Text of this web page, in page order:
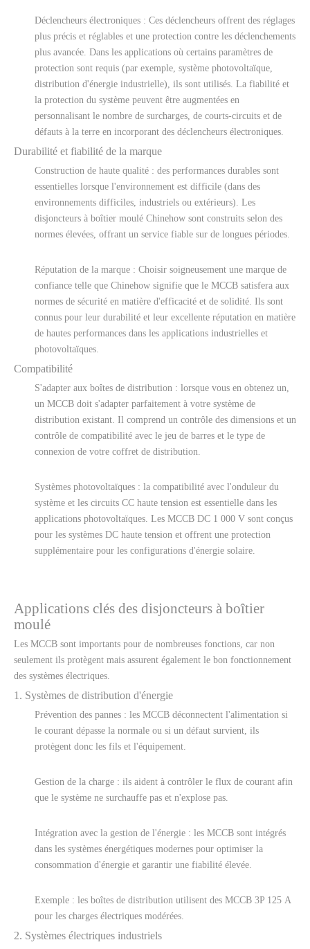
Déclencheurs électroniques : Ces déclencheurs offrent des réglages
plus précis et réglables et une protection contre les déclenchements
plus avancée. Dans les applications où certains paramètres de
protection sont requis (par exemple, système photovoltaïque,
distribution d'énergie industrielle), ils sont utilisés. La fiabilité et
la protection du système peuvent être augmentées en
personnalisant le nombre de surcharges, de courts-circuits et de
défauts à la terre en incorporant des déclencheurs électroniques.
Durabilité et fiabilité de la marque
Construction de haute qualité : des performances durables sont
essentielles lorsque l'environnement est difficile (dans des
environnements difficiles, industriels ou extérieurs). Les
disjoncteurs à boîtier moulé Chinehow sont construits selon des
normes élevées, offrant un service fiable sur de longues périodes.
Réputation de la marque : Choisir soigneusement une marque de
confiance telle que Chinehow signifie que le MCCB satisfera aux
normes de sécurité en matière d'efficacité et de solidité. Ils sont
connus pour leur durabilité et leur excellente réputation en matière
de hautes performances dans les applications industrielles et
photovoltaïques.
Compatibilité
S'adapter aux boîtes de distribution : lorsque vous en obtenez un,
un MCCB doit s'adapter parfaitement à votre système de
distribution existant. Il comprend un contrôle des dimensions et un
contrôle de compatibilité avec le jeu de barres et le type de
connexion de votre coffret de distribution.
Systèmes photovoltaïques : la compatibilité avec l'onduleur du
système et les circuits CC haute tension est essentielle dans les
applications photovoltaïques. Les MCCB DC 1 000 V sont conçus
pour les systèmes DC haute tension et offrent une protection
supplémentaire pour les configurations d'énergie solaire.
Applications clés des disjoncteurs à boîtier
moulé
Les MCCB sont importants pour de nombreuses fonctions, car non
seulement ils protègent mais assurent également le bon fonctionnement
des systèmes électriques.
1. Systèmes de distribution d'énergie
Prévention des pannes : les MCCB déconnectent l'alimentation si
le courant dépasse la normale ou si un défaut survient, ils
protègent donc les fils et l'équipement.
Gestion de la charge : ils aident à contrôler le flux de courant afin
que le système ne surchauffe pas et n'explose pas.
Intégration avec la gestion de l'énergie : les MCCB sont intégrés
dans les systèmes énergétiques modernes pour optimiser la
consommation d'énergie et garantir une fiabilité élevée.
Exemple : les boîtes de distribution utilisent des MCCB 3P 125 A
pour les charges électriques modérées.
2. Systèmes électriques industriels